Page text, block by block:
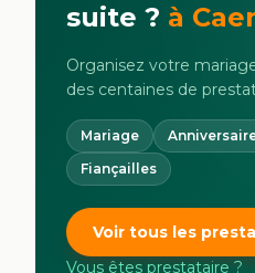
suite ? à
Organisez votre
des centaines de
Mariage
Fiançailles
Voir tous les
Vous êtes prestataire ?